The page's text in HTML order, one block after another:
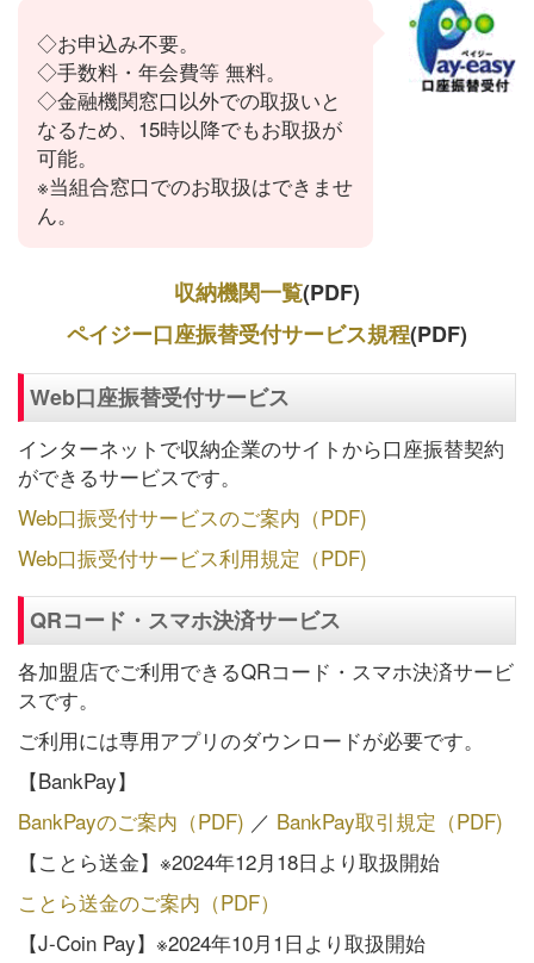
◇お申込み不要。
◇手数料・年会費等 無料。
◇金融機関窓口以外での取扱いと
なるため、15時以降でもお取扱が
可能。
※当組合窓口でのお取扱はできませ
ん。
収納機関一覧(PDF)
ペイジー口座振替受付サービス規程(PDF)
Web口座振替受付サービス
インターネットで収納企業のサイトから口座振替契約
ができるサービスです。
Web口振受付サービスのご案内（PDF)
Web口振受付サービス利用規定（PDF)
QRコード・スマホ決済サービス
各加盟店でご利用できるQRコード・スマホ決済サービ
スです。
ご利用には専用アプリのダウンロードが必要です。
【BankPay】
BankPayのご案内（PDF) ／ BankPay取引規定（PDF)
【ことら送金】※2024年12月18日より取扱開始
ことら送金のご案内（PDF）
【J-Coin Pay】※2024年10月1日より取扱開始